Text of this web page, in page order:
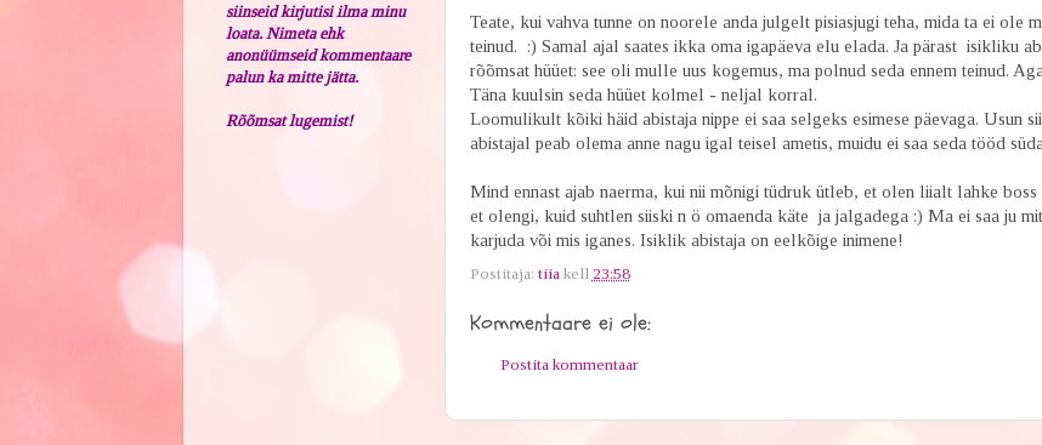
Teate, kui vahva tunne on noorele anda julgelt pisiasjugi teha, mida ta ei ole
teinud. :) Samal ajal saates ikka oma igapäeva elu elada. Ja pärast isikliku
rõõmsat hüüet: see oli mulle uus kogemus, ma polnud seda ennem teinud.
Täna kuulsin seda hüüet kolmel - neljal korral.
Loomulikult kõiki häid abistaja nippe ei saa selgeks esimese päevaga. Usun
abistajal peab olema anne nagu igal teisel ametis, muidu ei saa seda tööd
Mind ennast ajab naerma, kui nii mõnigi tüdruk ütleb, et olen liialt lahke
et olengi, kuid suhtlen siiski n ö omaenda käte ja jalgadega :) Ma ei saa ju
karjuda või mis iganes. Isiklik abistaja on eelkõige inimene!
Postitaja: tiia kell 23:58
Kommentaare ei ole:
Postita kommentaar
siinseid kirjutisi ilma minu
loata. Nimeta ehk
anonüümseid kommentaare
palun ka mitte jätta.
Rõõmsat lugemist!